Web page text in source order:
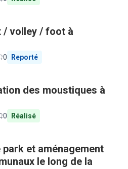
/ volley / foot à
0 Reporté
des moustiques à
0 Réalisé
et aménagement
le long de la